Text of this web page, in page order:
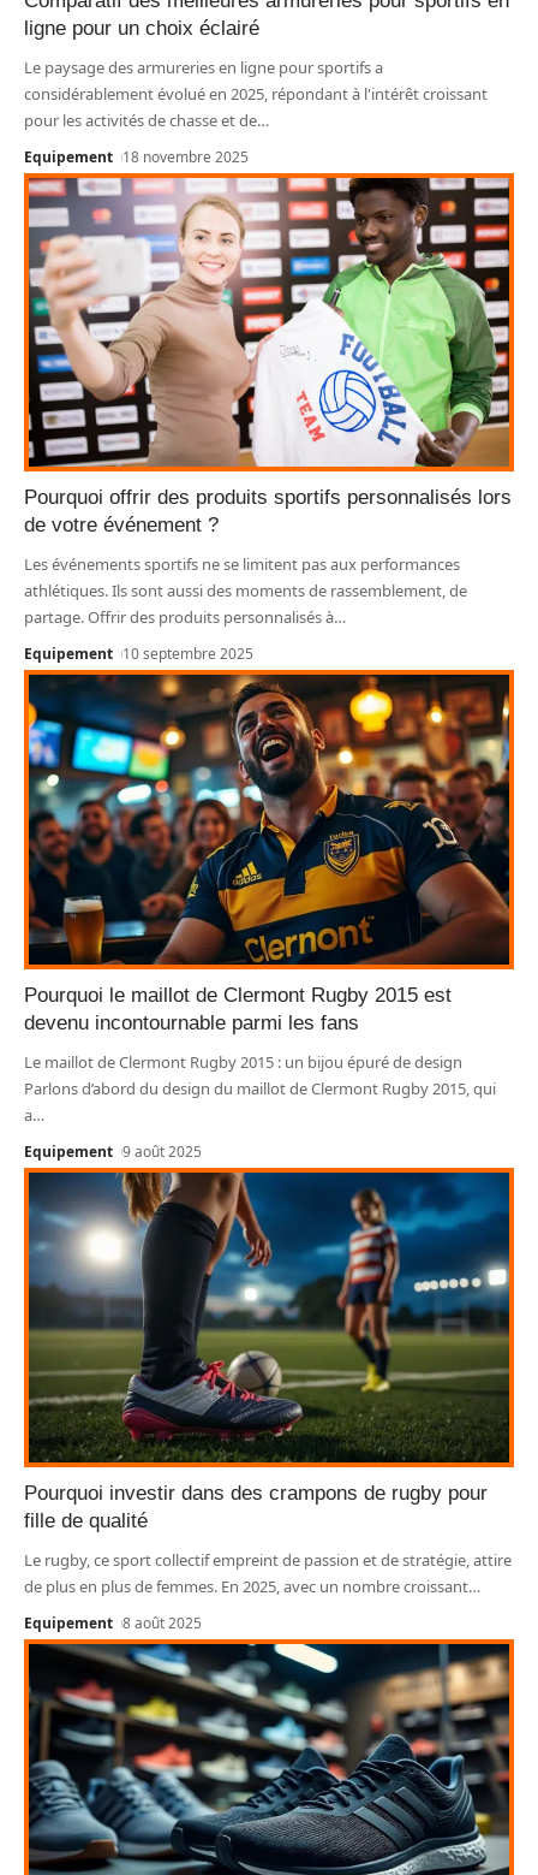
ligne pour un choix éclairé
Le paysage des armureries en ligne pour sportifs a
considérablement évolué en 2025, répondant à l'intérêt croissant
pour les activités de chasse et de…
Equipement 18 novembre 2025
Pourquoi offrir des produits sportifs personnalisés lors
de votre événement ?
Les événements sportifs ne se limitent pas aux performances
athlétiques. Ils sont aussi des moments de rassemblement, de
partage. Offrir des produits personnalisés à…
Equipement 10 septembre 2025
Pourquoi le maillot de Clermont Rugby 2015 est
devenu incontournable parmi les fans
Le maillot de Clermont Rugby 2015 : un bijou épuré de design
Parlons d’abord du design du maillot de Clermont Rugby 2015, qui
a…
Equipement 9 août 2025
Pourquoi investir dans des crampons de rugby pour
fille de qualité
Le rugby, ce sport collectif empreint de passion et de stratégie, attire
de plus en plus de femmes. En 2025, avec un nombre croissant…
Equipement 8 août 2025